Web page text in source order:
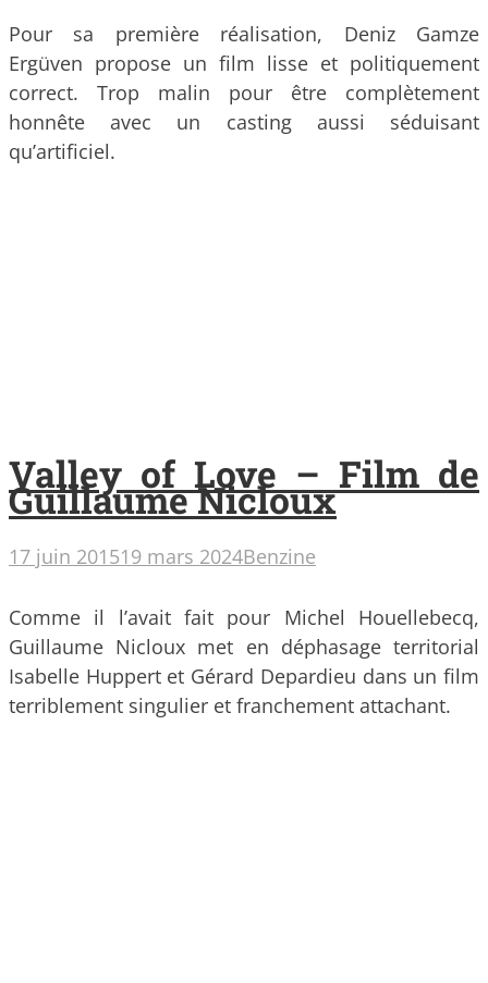
Pour sa première réalisation, Deniz Gamze
Ergüven propose un film lisse et politiquement
correct. Trop malin pour être complètement
honnête avec un casting aussi séduisant
qu’artificiel.
Valley of Love – Film de
Guillaume Nicloux
17 juin 201519 mars 2024Benzine
Comme il l’avait fait pour Michel Houellebecq,
Guillaume Nicloux met en déphasage territorial
Isabelle Huppert et Gérard Depardieu dans un film
terriblement singulier et franchement attachant.